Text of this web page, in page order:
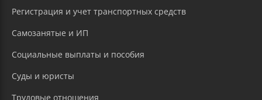
Регистрация и учет транспортных средств
Самозанятые и ИП
Социальные выплаты и пособия
Суды и юристы
Трудовые отношения